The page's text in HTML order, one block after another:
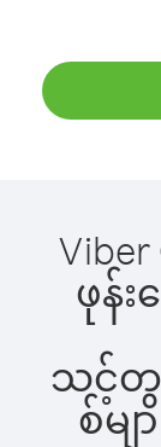
ဖုန်
သင့်တွ
စ်မ